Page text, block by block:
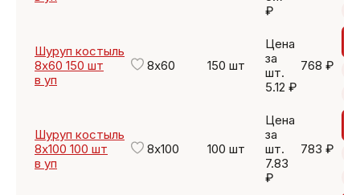
₽
Шуруп костыль
8х60 150 шт
в уп
8х60 150 шт
Цена
за
шт.
5.12 ₽
768 ₽
Шуруп костыль
8х100 100 шт
в уп
8х100 100 шт
Цена
за
шт.
7.83
₽
783 ₽